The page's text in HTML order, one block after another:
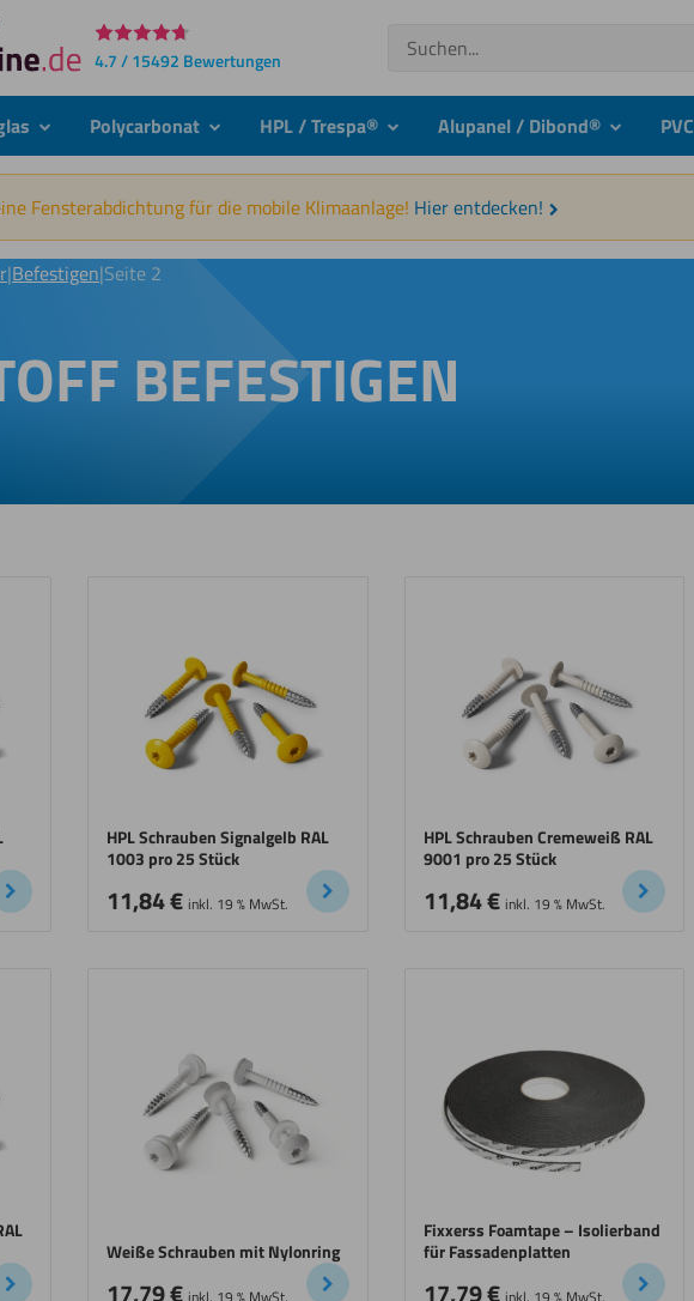
4.7 / 15492 Bewertungen
Suchen
submenuPolycarbonat submenuHPL / Trespa® submenuAlupanel / Dibond® submenuPVC
Fensterabdichtung für die mobile Klimaanlage! Hier entdecken!
|Befestigen|Seite 2
BEFESTIGEN
HPL Schrauben Signalgelb RAL
1003 pro 25 Stück
11,84€ inkl. 19 % MwSt.
HPL Schrauben Cremeweiß RAL
9001 pro 25 Stück
11,84€ inkl. 19 % MwSt.
Weiße Schrauben mit Nylonring
17,79€
Fixxerss Foamtape – Isolierband
für Fassadenplatten
17,79€